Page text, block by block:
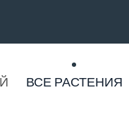
ВСЕ РАСТЕНИЯ